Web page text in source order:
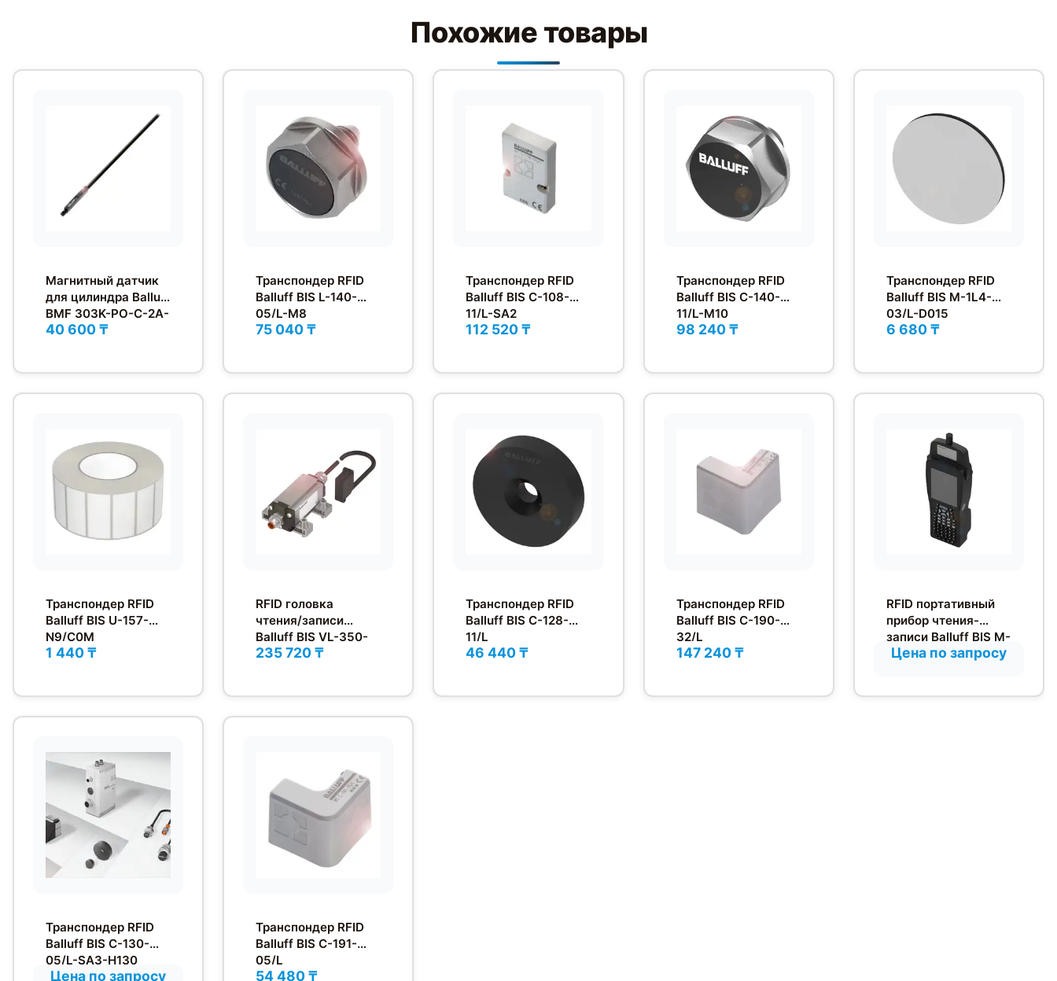
Похожие товары
Магнитный датчик
для цилиндра Balluff
BMF 303K-PO-C-2A-
PU-03
40 600 ₸
Транспондер RFID
Balluff BIS L-140-
05/L-M8
75 040 ₸
Транспондер RFID
Balluff BIS C-108-
11/L-SA2
112 520 ₸
Транспондер RFID
Balluff BIS C-140-
11/L-M10
98 240 ₸
Транспондер RFID
Balluff BIS M-1L4-
03/L-D015
6 680 ₸
Транспондер RFID
Balluff BIS U-157-
N9/C0M
1 440 ₸
RFID головка
чтения/записи
Balluff BIS VL-350-
001-S4
235 720 ₸
Транспондер RFID
Balluff BIS C-128-
11/L
46 440 ₸
Транспондер RFID
Balluff BIS C-190-
32/L
147 240 ₸
RFID портативный
прибор чтения-
записи Balluff BIS M-
873-1-010-X-001
Цена по запросу
Транспондер RFID
Balluff BIS C-130-
05/L-SA3-H130
Цена по запросу
Транспондер RFID
Balluff BIS C-191-
05/L
54 480 ₸